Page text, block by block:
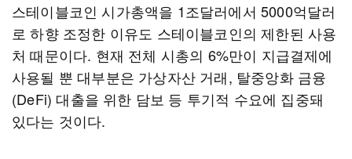
스테이블코인 시가총액을 1조달러에서 5000억달러
로 하향 조정한 이유도 스테이블코인의 제한된 사용
처 때문이다. 현재 전체 시총의 6%만이 지급결제에
사용될 뿐 대부분은 가상자산 거래, 탈중앙화 금융
(DeFi) 대출을 위한 담보 등 투기적 수요에 집중돼
있다는 것이다.